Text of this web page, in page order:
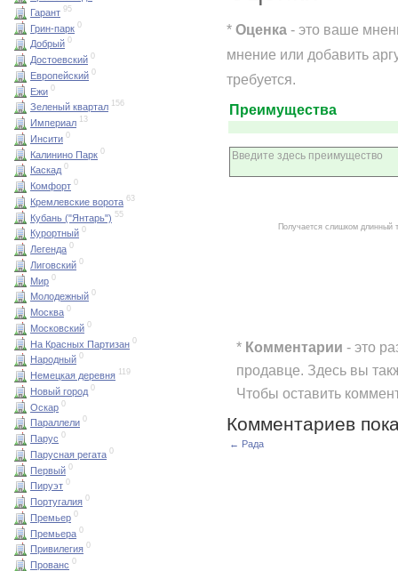
Гарант 95
Грин-парк 0
Добрый 0
Достоевский 0
Европейский 0
Ежи 0
Зеленый квартал 156
Империал 13
Инсити 0
Калинино Парк 0
Каскад 0
Комфорт 0
Кремлевские ворота 63
Кубань ("Янтарь") 55
Курортный 0
Легенда 0
Лиговский 0
Мир 0
Молодежный 0
Москва 0
Московский 0
На Красных Партизан 0
Народный 0
Немецкая деревня 119
Новый город 0
Оскар 0
Параллели 0
Парус 0
Парусная регата 0
Первый 0
Пируэт 0
Португалия 0
Премьер 0
Премьера 0
Привилегия 0
Прованс 0
* Оценка - это ваше
мнение или добавить
требуется.
Преимущества
Получается слишком длинный
* Комментарии - это
продавце. Здесь вы
Чтобы оставить
Комментариев
← Рада